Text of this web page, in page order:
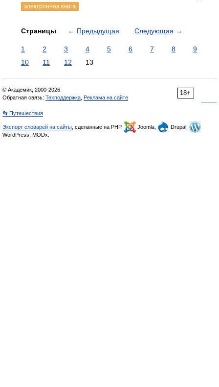
электронная книга
Страницы ← Предыдущая Следующая →
1 2 3 4 5 6 7 8
9
10
11 12 13
18+
© Академик, 2000-2026
Обратная связь: Техподдержка Реклама на сайте
👣 Путешествия
Экспорт словарей на сайты , сделанные на PHP, Joomla,
Drupal,
WordPress, MODx.